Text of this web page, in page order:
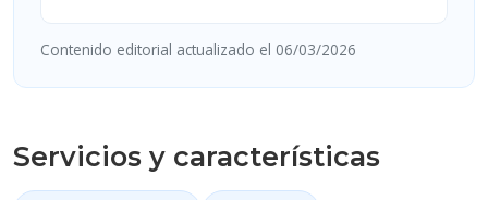
Contenido editorial actualizado el 06/03/2026
Servicios y características